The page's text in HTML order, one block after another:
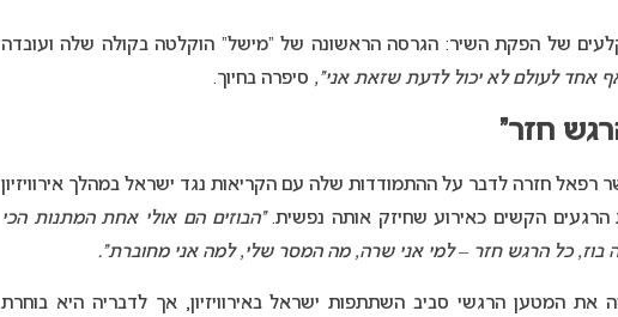
של הפקת השיר: הגרסה הראשונה של “מישל” הוקלטה בקולה שלה ועובדה
אחד לעולם לא יכול לדעת שזאת אני”, סיפרה בחיוך.
חזר”
רפאל חזרה לדבר על ההתמודדות שלה עם הקריאות נגד ישראל במהלך אירוויזיון
“הבוזים הם אולי אחת המתנות הכי
בוז, כל הרגש חזר – למי אני שרה, מה המסר שלי, למה אני מחוברת”.
המטען הרגשי סביב השתתפות ישראל באירוויזיון, אך לדבריה היא בוחרת